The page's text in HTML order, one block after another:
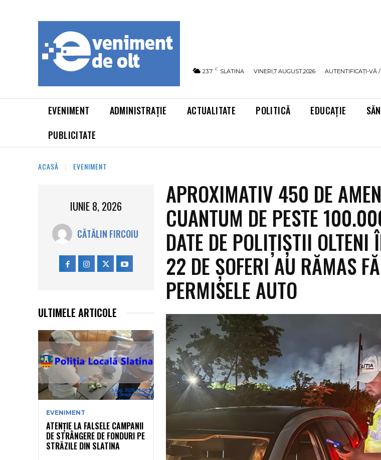
23.7 C SLATINA VINERI,7 AUGUST,2026 AUTENTIFICAȚI-VĂ
EVENIMENT ADMINISTRAȚIE ACTUALITATE POLITICĂ EDUCAȚIE
PUBLICITATE
ACASĂ EVENIMENT
IUNIE 8, 2026
CĂTĂLIN FIRCOIU
ULTIMELE ARTICOLE
EVENIMENT
ATENȚIE LA FALSELE CAMPANII
DE STRÂNGERE DE FONDURI PE
STRĂZILE DIN SLATINA
APROXIMATIV 450 DE
CUANTUM DE PESTE
DATE DE POLIȚIȘTII OLTENI
22 DE ȘOFERI AU RĂMAS
PERMISELE AUTO